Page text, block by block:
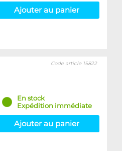
Ajouter au panier
Code article 15822
En stock
Expédition immédiate
Ajouter au panier